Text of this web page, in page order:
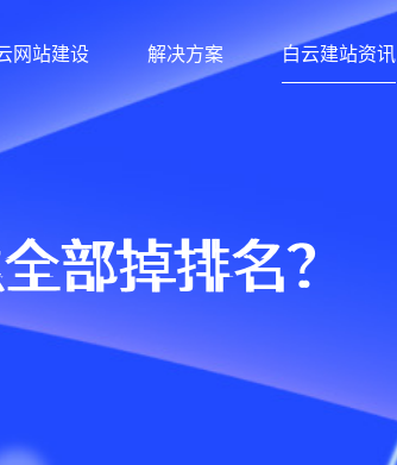
网站建设 解决方案 白云建站资讯
部掉排名？